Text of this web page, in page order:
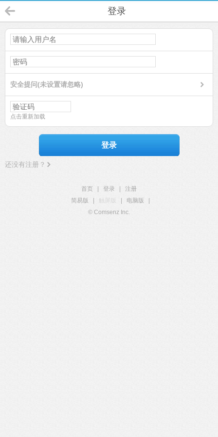
登录
安全提问(未设置请忽略)
点击重新加载
登录
还没有注册？
首页 登录
注册
简易版
触屏版 电脑版
© Comsenz Inc.